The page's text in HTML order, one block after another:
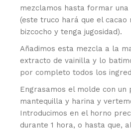
mezclamos hasta formar una
(este truco hará que el cacao
bizcocho y tenga jugosidad).
Añadimos esta mezcla a la
extracto de vainilla y lo
por completo todos los
Engrasamos el molde con un
mantequilla y harina y
Introducimos en el horno
durante 1 hora, o hasta que,